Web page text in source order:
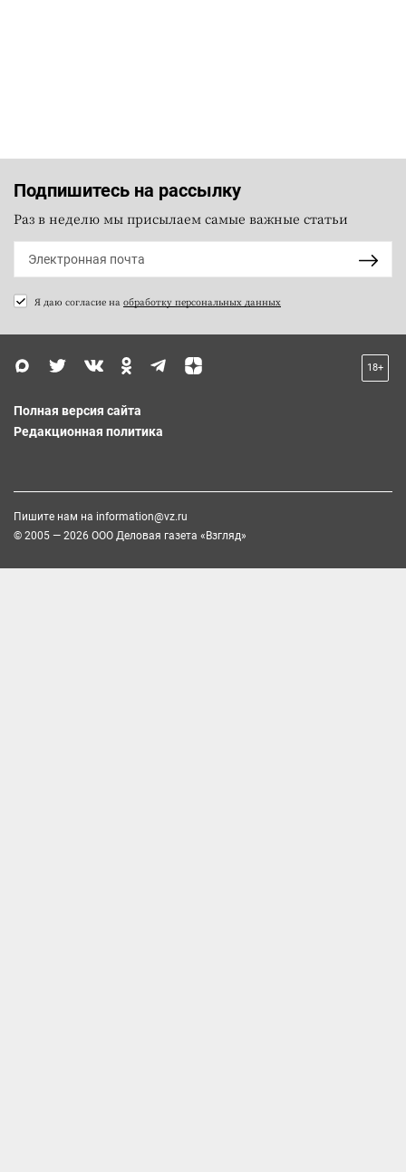
Подпишитесь на рассылку
Раз в неделю мы присылаем самые важные статьи
Я даю согласие на обработку персональных данных
18+
Полная версия сайта
Редакционная политика
Пишите нам на information@vz.ru
© 2005 — 2026 ООО Деловая газета «Взгляд»